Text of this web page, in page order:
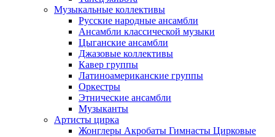
Музыкальные коллективы
Русские народные ансамбли
Ансамбли классической музыки
Цыганские ансамбли
Джазовые коллективы
Кавер группы
Латиноамериканские группы
Оркестры
Этнические ансамбли
Музыканты
Артисты цирка
Жонглеры Акробаты Гимнасты Цирковые